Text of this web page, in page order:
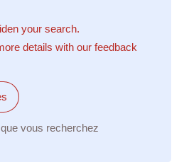
your search.
details with our feedback
vous recherchez